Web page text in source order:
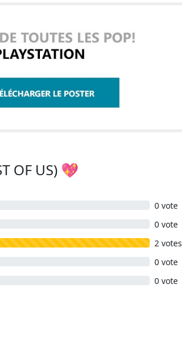
OF US) 💖
0 vote
0 vote
2 votes
0 vote
0 vote